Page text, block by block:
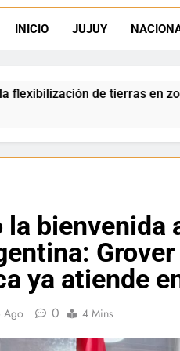
Día del
INICIO JUJUY
en zonas de frontera
la bienvenida
ya atiende
Ago 0 4 Mins